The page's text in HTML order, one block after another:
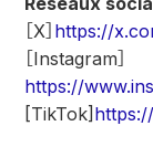
［X］ https://
［Instagram］
https://
[TikTok]